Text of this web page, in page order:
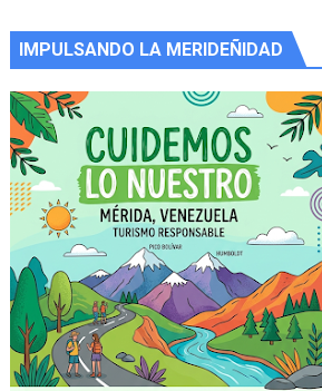
IMPULSANDO LA MERIDEÑIDAD